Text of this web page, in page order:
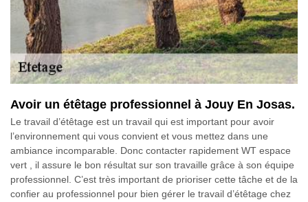
Avoir un étêtage professionnel à Jouy En Josas.
Le travail d’étêtage est un travail qui est important pour avoir
l’environnement qui vous convient et vous mettez dans une
ambiance incomparable. Donc contacter rapidement WT espace
vert , il assure le bon résultat sur son travaille grâce à son équipe
professionnel. C’est très important de prioriser cette tâche et de la
confier au professionnel pour bien gérer le travail d’étêtage chez